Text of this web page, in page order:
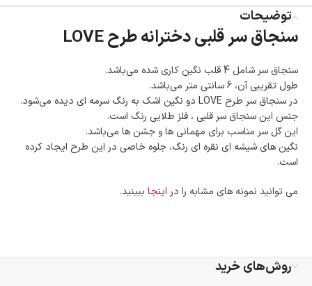
تا 14 روز پس از تحویل کالا می‌توانید آن را برگشت دهید.
امکان پرداخت در محل
وجود دارد.
امکان پرداخت اقساطی
خرید اقساطی با شرایط آسان و بدون ضامن امکان‌پذیر
است.
ضمانت اصالت کالا
گارانتی معتبر برای تمامی محصولات ارائه می‌شود.
توضیحات
سنجاق سر قلبی دخترانه طرح LOVE
سنجاق سر شامل 4 قلب نگین کاری شده می‌باشد.
طول تقریبی آن، 6 سانتی متر می‌باشد.
در سنجاق سر طرح LOVE دو نگین اشک به رنگ سرمه ای دیده می‌شود.
جنس این سنجاق سر قلبی ، فلز طلایی رنگ است.
این گل سر مناسب برای مهمانی ها و جشن ها می‌باشد.
نگین های شیشه ای نقره ای رنگ، جلوه خاصی در این طرح ایجاد کرده
است.
می توانید نمونه های مشابه را در اینجا ببینید.
روش‌های خرید